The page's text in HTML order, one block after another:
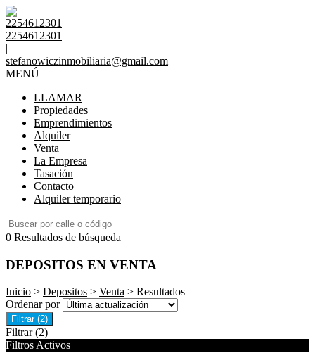
2254612301
2254612301
|
stefanowiczinmobiliaria@gmail.com
MENÚ
LLAMAR
Propiedades
Emprendimientos
Alquiler
Venta
La Empresa
Tasación
Contacto
Alquiler temporario
0 Resultados de búsqueda
DEPOSITOS EN VENTA
Inicio > Depositos > Venta > Resultados
Ordenar por
Filtrar (2)
Filtrar (2)
Filtros Activos